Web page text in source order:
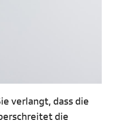
verlangt, dass die
die